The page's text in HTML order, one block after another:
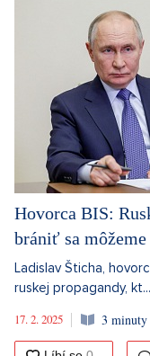
Hovorca BIS:
brániť sa
Ladislav Šticha,
ruskej propagandy, kt...
17. 2. 2025
3 minuty